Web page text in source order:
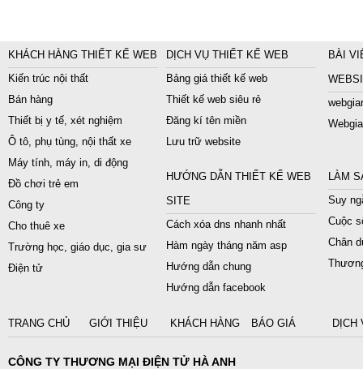
KHÁCH HÀNG THIẾT KẾ WEB
Kiến trúc nội thất
Bán hàng
Thiết bị y tế, xét nghiệm
Ô tô, phụ tùng, nội thất xe
Máy tính, máy in, di động
Đồ chơi trẻ em
Công ty
Cho thuê xe
Trường học, giáo dục, gia sư
Điện tử
DỊCH VỤ THIẾT KẾ WEB
Bảng giá thiết kế web
Thiết kế web siêu rẻ
Đăng kí tên miền
Lưu trữ website
BÀI
HƯỚNG DẪN THIẾT KẾ WEB
SITE
Cách xóa dns nhanh nhất
Hàm ngày tháng năm asp
Hướng dẫn chung
Hướng dẫn facebook
LÀM
Suy
Cuộc
Chân
TRANG CHỦ GIỚI THIỆU KHÁCH HÀNG BÁO GIÁ DỊCH
CÔNG TY THƯƠNG MẠI ĐIỆN TỬ HÀ ANH